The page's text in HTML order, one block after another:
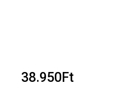
Női óra
38.950Ft